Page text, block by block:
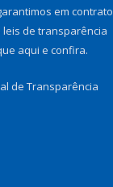
em contrato
de transparência
aqui e confira.
de Transparência